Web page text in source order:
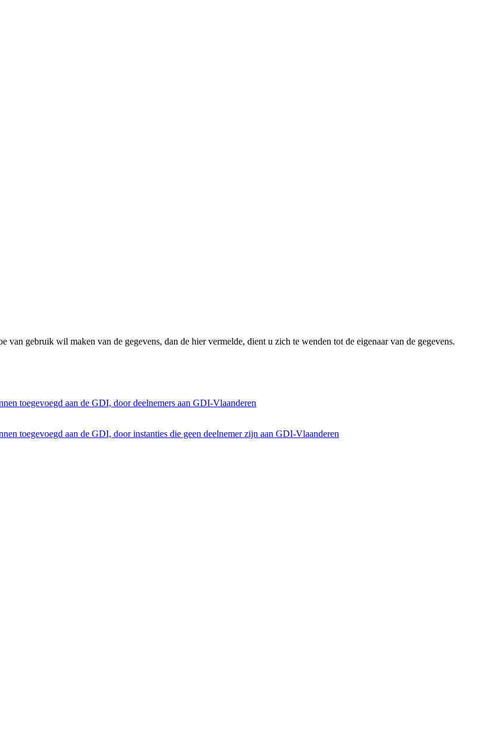
van gebruik wil maken van de gegevens, dan de hier vermelde, dient u zich te wenden tot de eigenaar van de gegevens.
toegevoegd aan de GDI, door deelnemers aan GDI-Vlaanderen
toegevoegd aan de GDI, door instanties die geen deelnemer zijn aan GDI-Vlaanderen